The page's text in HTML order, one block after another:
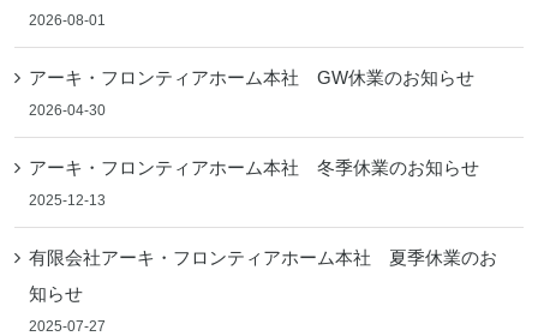
2026-08-01
アーキ・フロンティアホーム本社 GW休業のお知らせ
2026-04-30
アーキ・フロンティアホーム本社 冬季休業のお知らせ
2025-12-13
有限会社アーキ・フロンティアホーム本社 夏季休業のお
知らせ
2025-07-27